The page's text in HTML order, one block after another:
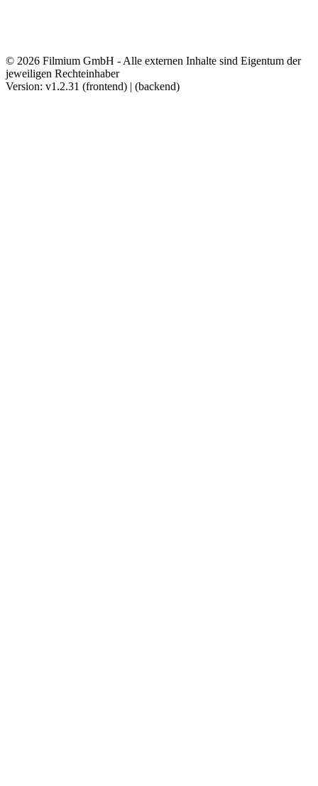
© 2026 Filmium GmbH - Alle externen Inhalte sind Eigentum der
jeweiligen Rechteinhaber
Version: v1.2.31 (frontend) | (backend)